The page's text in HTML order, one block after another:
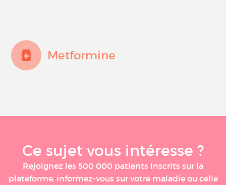
Metformine
Ce sujet vous intéresse ?
Rejoignez les 500 000 patients inscrits sur la
plateforme, informez-vous sur votre maladie ou celle